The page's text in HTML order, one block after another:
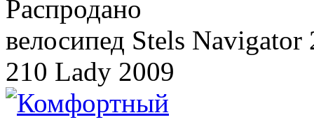
Распродано
велосипед Stels
210 Lady 2009